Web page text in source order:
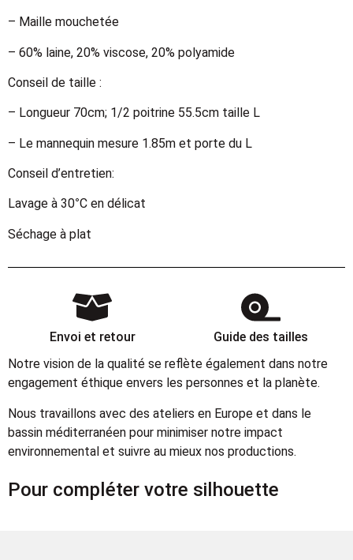
– Maille mouchetée
– 60% laine, 20% viscose, 20% polyamide
Conseil de taille :
– Longueur 70cm; 1/2 poitrine 55.5cm taille L
– Le mannequin mesure 1.85m et porte du L
Conseil d’entretien:
Lavage à 30°C en délicat
Séchage à plat
Envoi et retour
Guide des tailles
Notre vision de la qualité se reflète également dans notre
engagement éthique envers les personnes et la planète.
Nous travaillons avec des ateliers en Europe et dans le
bassin méditerranéen pour minimiser notre impact
environnemental et suivre au mieux nos productions.
Pour compléter votre silhouette